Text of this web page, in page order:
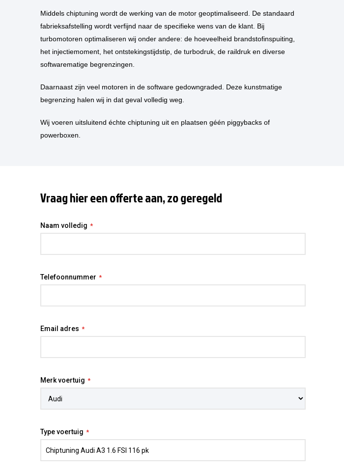
Middels chiptuning wordt de werking van de motor geoptimaliseerd. De standaard
fabrieksafstelling wordt verfijnd naar de specifieke wens van de klant. Bij
turbomotoren optimaliseren wij onder andere: de hoeveelheid brandstofinspuiting,
het injectiemoment, het ontstekingstijdstip, de turbodruk, de raildruk en diverse
softwarematige begrenzingen.
Daarnaast zijn veel motoren in de software gedowngraded. Deze kunstmatige
begrenzing halen wij in dat geval volledig weg.
Wij voeren uitsluitend échte chiptuning uit en plaatsen géén piggybacks of
powerboxen.
Vraag hier een offerte aan, zo geregeld
Naam volledig
Telefoonnummer
Email adres
Merk voertuig
Type voertuig